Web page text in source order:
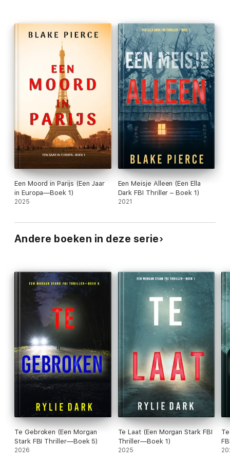
die ik ten zeerste aanbeveel. Haar boeken laten je smeken om
meer.” —Lezersrecensie voor NO WAY OUT ⭐⭐⭐⭐⭐
Een Moord in Parijs (Een Jaar
in Europa—Boek 1)
2025
Een Meisje Alleen (Een Ella
Dark FBI Thriller – Boek 1)
2021
Andere boeken in deze serie
Te Gebroken (Een Morgan
Stark FBI Thriller—Boek 5)
2026
Te Laat (Een Morgan Stark FBI
Thriller—Boek 1)
2025